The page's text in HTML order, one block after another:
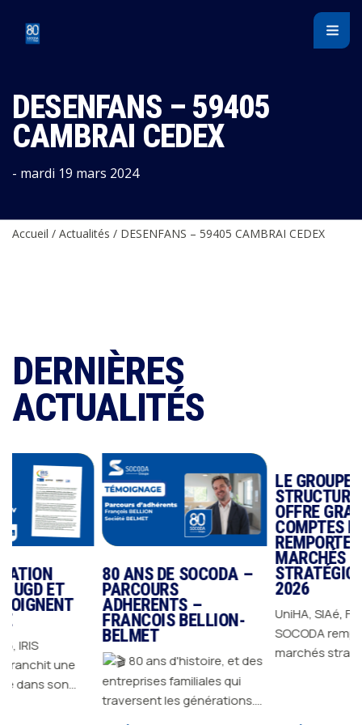
DESENFANS – 59405
CAMBRAI CEDEX
- mardi 19 mars 2024
Accueil / Actualités / DESENFANS – 59405 CAMBRAI CEDEX
DERNIÈRES
ACTUALITÉS
80 ANS DE SOCODA –
PARCOURS
ADHERENTS –
FRANCOIS BELLION-
BELMET
80 ans d'histoire, et des
entreprises familiales qui
traversent les générations.
Depuis 1946, GROUPE
LE GROUPE SOCODA
STRUCTURE SON
OFFRE GRANDS
COMPTES ET
REMPORTE DES
MARCHÉS
STRATÉGIQUES EN
UniHA, SIAé, FOSELEV…
SOCODA remporte des
marchés stratégiques en
2026 et confirme sa
capacité à répondre aux